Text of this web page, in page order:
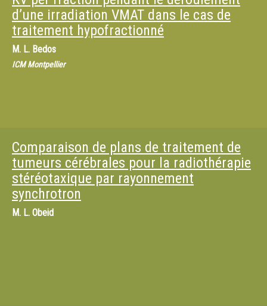
d’une irradiation VMAT dans le cas de
traitement hypofractionné
M. L. Bedos
ICM Montpellier
Comparaison de plans de traitement de
tumeurs cérébrales pour la radiothérapie
stéréotaxique par rayonnement
synchrotron
M. L. Obeid